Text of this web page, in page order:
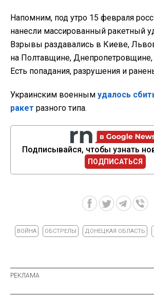
Напомним, под утро 15 февраля
нанесли массированный ракетный
Взрывы раздавались в Киеве,
на Полтавщине, Днепропетровщине,
Есть попадания, разрушения и
Украинским военным удалось
ракет разного типа.
Подписывайся, чтобы узнать
ПОДПИСАТЬСЯ
ВОЙНА ОБСТРЕЛЫ ДОНЕЦКАЯ ОБЛАСТЬ